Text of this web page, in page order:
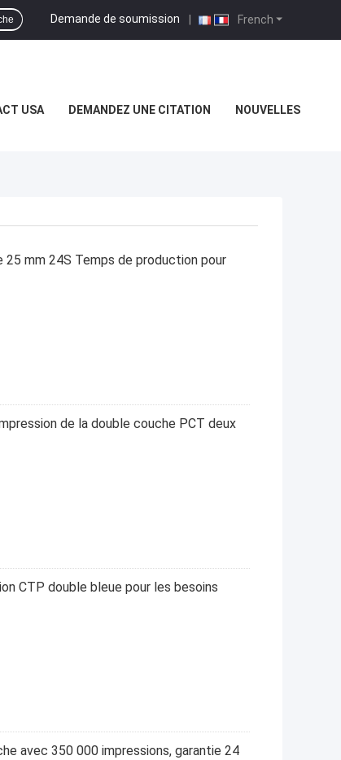
French
Demande de soumission |
USA DEMANDEZ UNE CITATION NOUVELLES
mm 24S Temps de production pour
de la double couche PCT deux
CTP double bleue pour les besoins
avec 350 000 impressions, garantie 24